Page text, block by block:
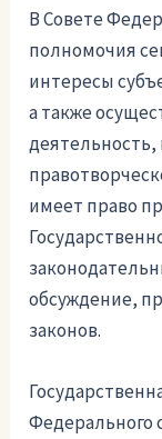
В Совете
полномочия
интересы
а также
деятельность,
имеет право
обсуждение,
законов.
Федерального